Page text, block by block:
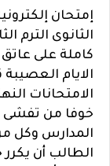
إمتحان
الثانوى الترم الثانى
كاملة على
الايام العصيبة
الامتحانات
خوفا من تفشى
المدارس وكل
الطالب أن يكرر